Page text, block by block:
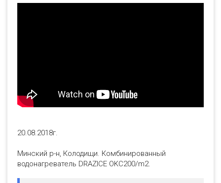
20.08.2018г.
Минский р-н, Колодищи. Комбинированный
водонагреватель DRAZICE OKC200/m2.